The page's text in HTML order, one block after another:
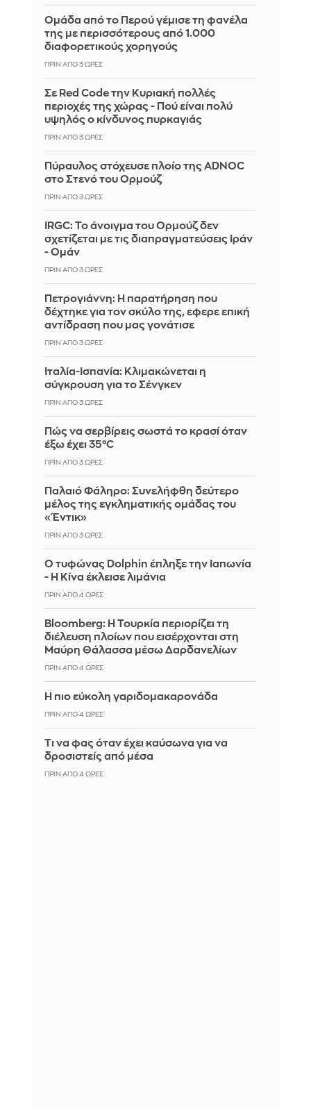
Ομάδα από το Περού γέμισε τη φανέλα
της με περισσότερους από 1.000
διαφορετικούς χορηγούς
ΠΡΙΝ ΑΠΌ 3 ΏΡΕΣ
Σε Red Code την Κυριακή πολλές
περιοχές της χώρας - Πού είναι πολύ
υψηλός ο κίνδυνος πυρκαγιάς
ΠΡΙΝ ΑΠΌ 3 ΏΡΕΣ
Πύραυλος στόχευσε πλοίο της ADNOC
στο Στενό του Ορμούζ
ΠΡΙΝ ΑΠΌ 3 ΏΡΕΣ
IRGC: Το άνοιγμα του Ορμούζ δεν
σχετίζεται με τις διαπραγματεύσεις Ιράν
- Ομάν
ΠΡΙΝ ΑΠΌ 3 ΏΡΕΣ
Πετρογιάννη: Η παρατήρηση που
δέχτηκε για τον σκύλο της, εφερε επική
αντίδραση που μας γονάτισε
ΠΡΙΝ ΑΠΌ 3 ΏΡΕΣ
Ιταλία-Ισπανία: Κλιμακώνεται η
σύγκρουση για το Σένγκεν
ΠΡΙΝ ΑΠΌ 3 ΏΡΕΣ
Πώς να σερβίρεις σωστά το κρασί όταν
έξω έχει 35°C
ΠΡΙΝ ΑΠΌ 3 ΏΡΕΣ
Παλαιό Φάληρο: Συνελήφθη δεύτερο
μέλος της εγκληματικής ομάδας του
«Έντικ»
ΠΡΙΝ ΑΠΌ 3 ΏΡΕΣ
Ο τυφώνας Dolphin έπληξε την Ιαπωνία
- Η Κίνα έκλεισε λιμάνια
ΠΡΙΝ ΑΠΌ 4 ΏΡΕΣ
Bloomberg: Η Τουρκία περιορίζει τη
διέλευση πλοίων που εισέρχονται στη
Μαύρη Θάλασσα μέσω Δαρδανελίων
ΠΡΙΝ ΑΠΌ 4 ΏΡΕΣ
Η πιο εύκολη γαριδομακαρονάδα
ΠΡΙΝ ΑΠΌ 4 ΏΡΕΣ
Τι να φας όταν έχει καύσωνα για να
δροσιστείς από μέσα
ΠΡΙΝ ΑΠΌ 4 ΏΡΕΣ